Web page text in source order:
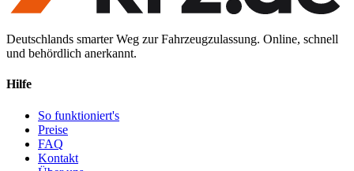
Deutschlands smarter Weg zur Fahrzeugzulassung. Online, schnell
und behördlich anerkannt.
Hilfe
So funktioniert's
Preise
FAQ
Kontakt